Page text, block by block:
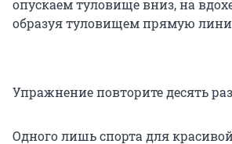
опускаем туловище вниз, на
образуя туловищем прямую
Упражнение повторите десять
Одного лишь спорта для